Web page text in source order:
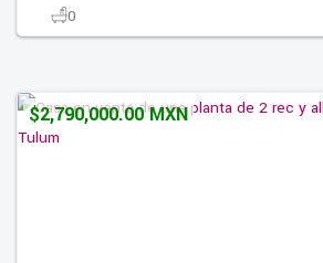
0
$2,790,000.00 MXN